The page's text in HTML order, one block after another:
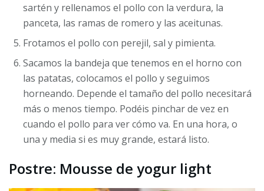
sartén y rellenamos el pollo con la verdura, la
panceta, las ramas de romero y las aceitunas.
Frotamos el pollo con perejil, sal y pimienta.
Sacamos la bandeja que tenemos en el horno con
las patatas, colocamos el pollo y seguimos
horneando. Depende el tamaño del pollo necesitará
más o menos tiempo. Podéis pinchar de vez en
cuando el pollo para ver cómo va. En una hora, o
una y media si es muy grande, estará listo.
Postre: Mousse de yogur light